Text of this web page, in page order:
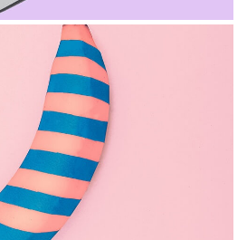
Molestiae